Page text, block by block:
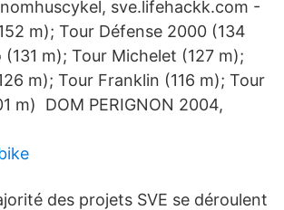
sve.lifehackk.com -
m); Tour Défense 2000 (134
m); Tour Michelet (127 m);
m); Tour Franklin (116 m); Tour
m) DOM PERIGNON 2004,
des projets SVE se déroulent